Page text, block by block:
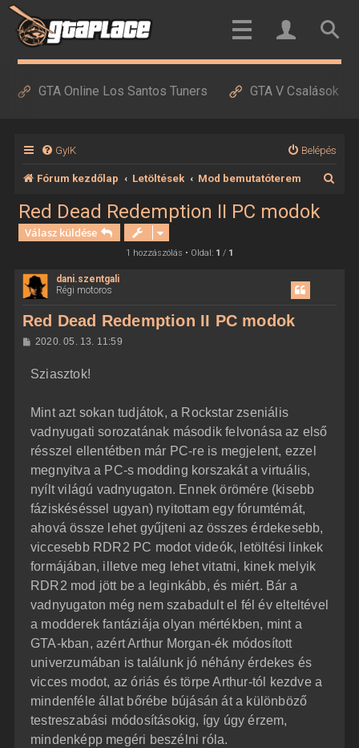
GTA Online Los Santos Tuners GTA V Csalások
GyIK Belépés
Fórum kezdőlap Letöltések Mod bemutatóterem
Red Dead Redemption II PC modok
Válasz küldése
1 hozzászólás • Oldal: 1 / 1
dani.szentgali
Régi motoros
Red Dead Redemption II PC modok
H
z
z
ó
l
s
2020. 05. 13. 11:59
Sziasztok!
Mint azt sokan tudjátok, a Rockstar zseniális
vadnyugati sorozatának második felvonása az első
résszel ellentétben már PC-re is megjelent, ezzel
megnyitva a PC-s modding korszakát a virtuális,
nyílt világú vadnyugaton. Ennek örömére (kisebb
fáziskéséssel ugyan) nyitottam egy fórumtémát,
ahová össze lehet gyűjteni az összes érdekesebb,
viccesebb RDR2 PC modot videók, letöltési linkek
formájában, illetve meg lehet vitatni, kinek melyik
RDR2 mod jött be a leginkább, és miért. Bár a
vadnyugaton még nem szabadult el fél év elteltével
a modderek fantáziája olyan mértékben, mint a
GTA-kban, azért Arthur Morgan-ék módosított
univerzumában is találunk jó néhány érdekes és
vicces modot, az óriás és törpe Arthur-tól kezdve a
mindenféle állat bőrébe bújásán át a különböző
testreszabási módosításokig, így úgy érzem,
mindenképp megéri beszélni róla.